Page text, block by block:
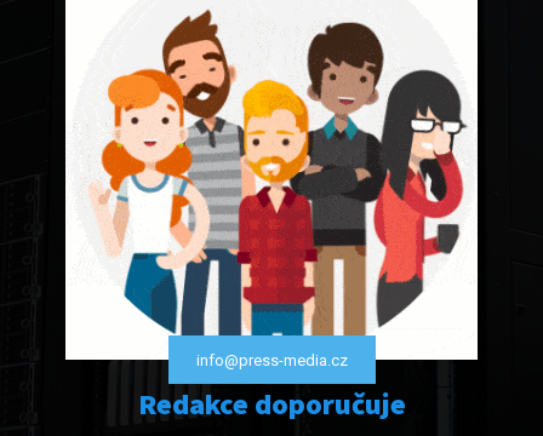
info@press-media.cz
Redakce doporučuje